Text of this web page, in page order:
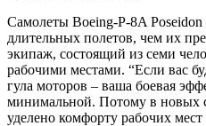
Самолеты Boeing-P-8A
длительных полетов, чем их
экипаж, состоящий из семи
рабочими местами. “Если вас
гула моторов – ваша боевая
минимальной. Потому в новых
уделено комфорту рабочих